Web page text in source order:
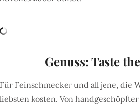
Genuss: Taste
Für Feinschmecker und all jene, die
liebsten kosten. Von